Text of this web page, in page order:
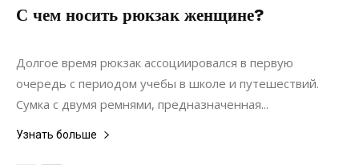
С чем носить рюкзак женщине?
18.09.2020
Долгое время рюкзак ассоциировался в первую
очередь с периодом учебы в школе и путешествий.
Сумка с двумя ремнями, предназначенная...
Узнать больше